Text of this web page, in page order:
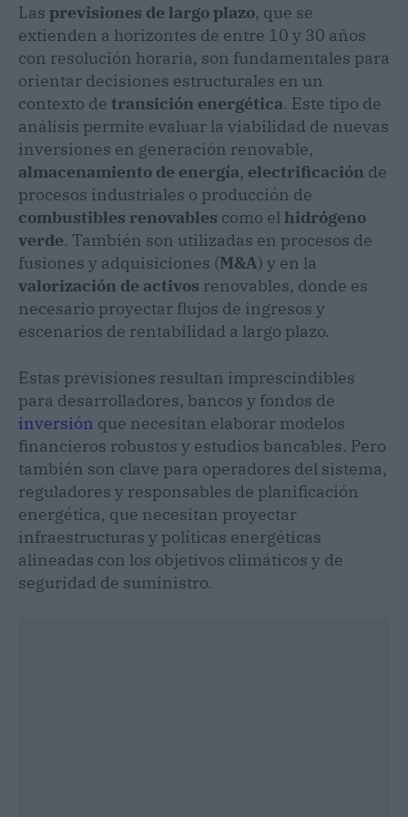
Las previsiones de largo plazo, que se
extienden a horizontes de entre 10 y 30 años
con resolución horaria, son fundamentales para
orientar decisiones estructurales en un
contexto de transición energética. Este tipo de
análisis permite evaluar la viabilidad de nuevas
inversiones en generación renovable,
almacenamiento de energía, electrificación de
procesos industriales o producción de
combustibles renovables como elhidrógeno
verde. También son utilizadas en procesos de
fusiones y adquisiciones (M&A) y en la
valorización de activos renovables, donde es
necesario proyectar flujos de ingresos y
escenarios de rentabilidad a largo plazo.
Estas previsiones resultan imprescindibles
para desarrolladores, bancos y fondos de
inversión que necesitan elaborar modelos
financieros robustos y estudios bancables. Pero
también son clave para operadores del sistema,
reguladores y responsables de planificación
energética, que necesitan proyectar
infraestructuras y políticas energéticas
alineadas con los objetivos climáticos y de
seguridad de suministro.